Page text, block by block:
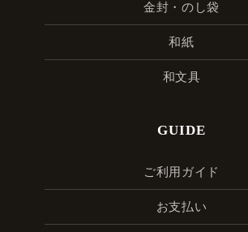
金封・のし袋
和紙
和文具
GUIDE
ご利用ガイド
お支払い